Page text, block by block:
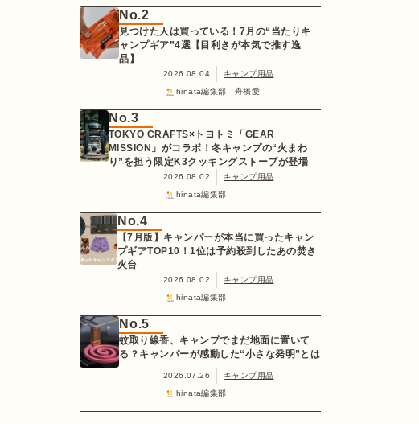
No.2
見つけた人は買っている！7月の“当たりキ
ャンプギア”4選【目利きが本気で推す逸
品】
2026.08.04
キャンプ用品
hinata編集部 舟橋愛
No.3
TOKYO CRAFTS×トヨトミ「GEAR
MISSION」がコラボ！冬キャンプの“火まわ
り”を担う限定K3クッキングストーブが登場
2026.08.02
キャンプ用品
hinata編集部
No.4
【7月版】キャンパーが本当に買ったキャン
プギアTOP10！1位は予約殺到したあの焚き
火台
2026.08.02
キャンプ用品
hinata編集部
No.5
蚊取り線香、キャンプでまだ地面に置いて
る？キャンパーが感動した“小さな発明”とは
2026.07.26
キャンプ用品
hinata編集部